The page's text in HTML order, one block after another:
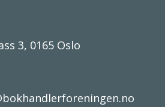
3, 0165 Oslo